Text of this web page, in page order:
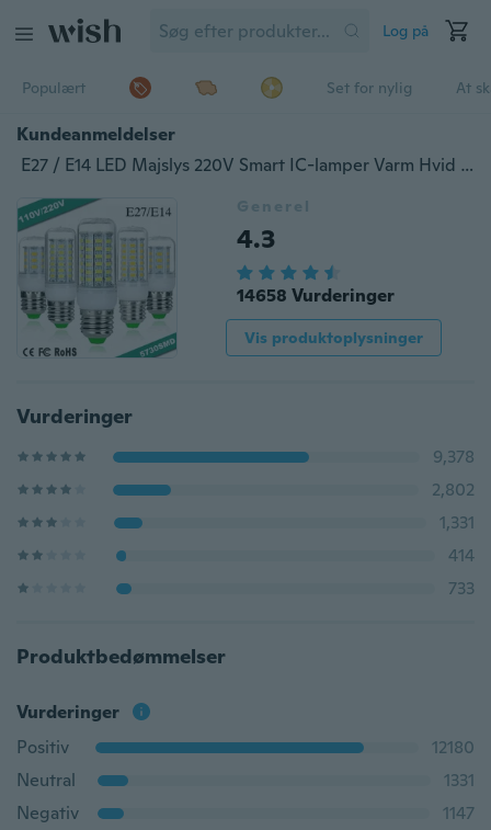
Log på
Populært Set for nylig At
Kundeanmeldelser
E27 / E14 LED Majslys 220V Smart IC-lamper Varm Hvid Koldhvid majspære
Generel
4.3
14658 Vurderinger
Vis produktoplysninger
Vurderinger
9,378
2,802
1,331
414
733
Produktbedømmelser
Vurderinger
Positiv
12180
Neutral
1331
Negativ
1147